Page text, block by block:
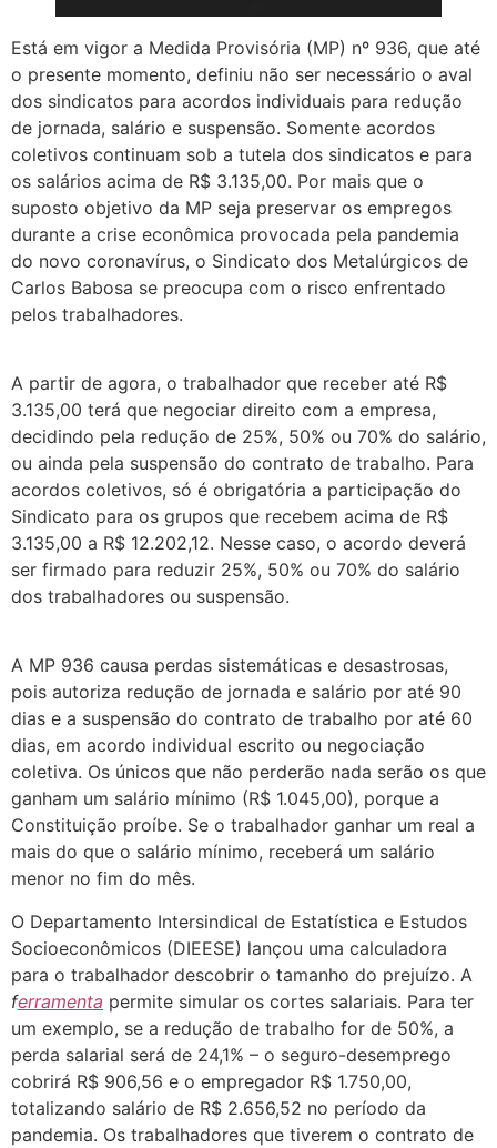
Está em vigor a Medida Provisória (MP) nº 936, que até
o presente momento, definiu não ser necessário o aval
dos sindicatos para acordos individuais para redução
de jornada, salário e suspensão. Somente acordos
coletivos continuam sob a tutela dos sindicatos e para
os salários acima de R$ 3.135,00. Por mais que o
suposto objetivo da MP seja preservar os empregos
durante a crise econômica provocada pela pandemia
do novo coronavírus, o Sindicato dos Metalúrgicos de
Carlos Babosa se preocupa com o risco enfrentado
pelos trabalhadores.
A partir de agora, o trabalhador que receber até R$
3.135,00 terá que negociar direito com a empresa,
decidindo pela redução de 25%, 50% ou 70% do salário,
ou ainda pela suspensão do contrato de trabalho. Para
acordos coletivos, só é obrigatória a participação do
Sindicato para os grupos que recebem acima de R$
3.135,00 a R$ 12.202,12. Nesse caso, o acordo deverá
ser firmado para reduzir 25%, 50% ou 70% do salário
dos trabalhadores ou suspensão.
A MP 936 causa perdas sistemáticas e desastrosas,
pois autoriza redução de jornada e salário por até 90
dias e a suspensão do contrato de trabalho por até 60
dias, em acordo individual escrito ou negociação
coletiva. Os únicos que não perderão nada serão os que
ganham um salário mínimo (R$ 1.045,00), porque a
Constituição proíbe. Se o trabalhador ganhar um real a
mais do que o salário mínimo, receberá um salário
menor no fim do mês.
O Departamento Intersindical de Estatística e Estudos
Socioeconômicos (DIEESE) lançou uma calculadora
para o trabalhador descobrir o tamanho do prejuízo. A
ferramenta permite simular os cortes salariais. Para ter
um exemplo, se a redução de trabalho for de 50%, a
perda salarial será de 24,1% – o seguro-desemprego
cobrirá R$ 906,56 e o empregador R$ 1.750,00,
totalizando salário de R$ 2.656,52 no período da
pandemia. Os trabalhadores que tiverem o contrato de